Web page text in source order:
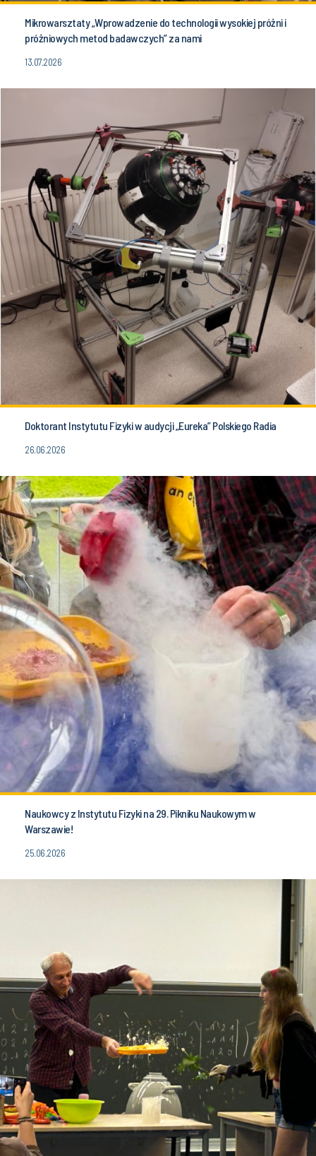
Mikrowarsztaty „Wprowadzenie do technologii wysokiej próżni i
próżniowych metod badawczych” za nami
13.07.2026
Doktorant Instytutu Fizyki w audycji „Eureka” Polskiego Radia
26.06.2026
Naukowcy z Instytutu Fizyki na 29. Pikniku Naukowym w
Warszawie!
25.06.2026